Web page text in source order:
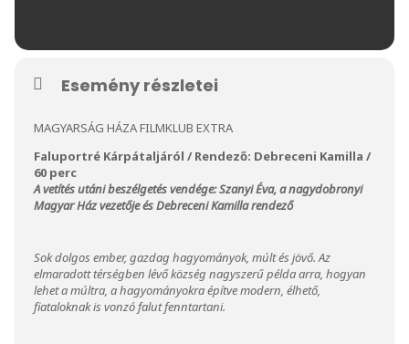
Esemény részletei
MAGYARSÁG HÁZA FILMKLUB EXTRA
Faluportré Kárpátaljáról / Rendező: Debreceni Kamilla /
60 perc
A vetítés utáni beszélgetés vendége: Szanyi Éva, a nagydobronyi
Magyar Ház vezetője és Debreceni Kamilla rendező
Sok dolgos ember, gazdag hagyományok, múlt és jövő. Az
elmaradott térségben lévő község nagyszerű példa arra, hogyan
lehet a múltra, a hagyományokra építve modern, élhető,
fiataloknak is vonzó falut fenntartani.